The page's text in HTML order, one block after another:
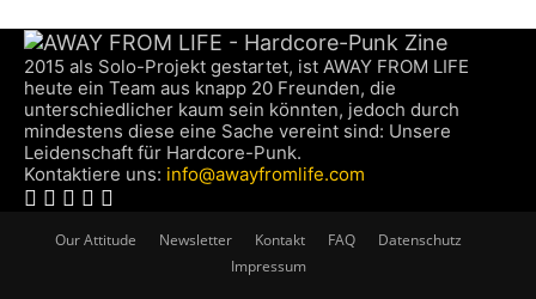
2015 als Solo-Projekt gestartet, ist AWAY FROM LIFE
heute ein Team aus knapp 20 Freunden, die
unterschiedlicher kaum sein könnten, jedoch durch
mindestens diese eine Sache vereint sind: Unsere
Leidenschaft für Hardcore-Punk.
Kontaktiere uns: info@awayfromlife.com
Our Attitude Newsletter Kontakt FAQ
Datenschutz
Impressum